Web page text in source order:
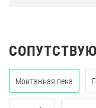
Монтажная пена